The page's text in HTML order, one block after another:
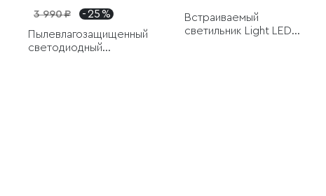
3 990 ₽
- 25 %
Пылевлагозащищенный
светодиодный
Встраиваемый
светильник Light LED